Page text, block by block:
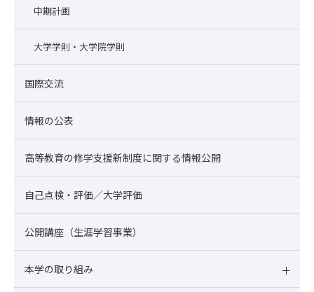
中期計画
大学学則・大学院学則
国際交流
情報の公表
高等教育の修学支援新制度に関する情報公開
自己点検・評価／大学評価
公開講座（生涯学習事業）
本学の取り組み